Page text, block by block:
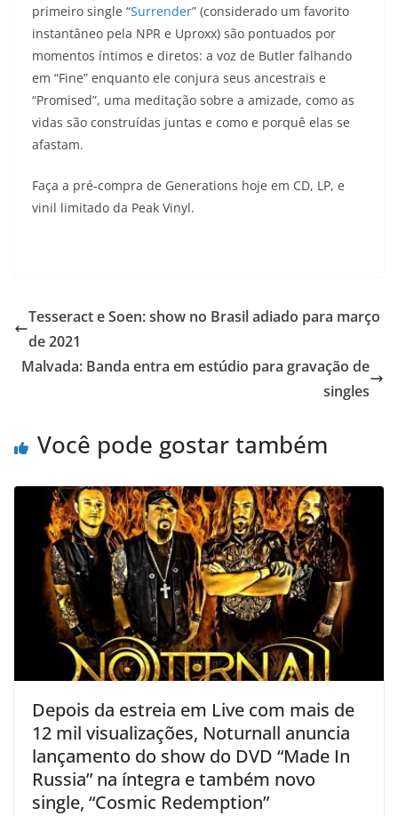
primeiro single “Surrender” (considerado um favorito
instantâneo pela NPR e Uproxx) são pontuados por
momentos íntimos e diretos: a voz de Butler falhando
em “Fine” enquanto ele conjura seus ancestrais e
“Promised”, uma meditação sobre a amizade, como as
vidas são construídas juntas e como e porquê elas se
afastam.
Faça a pré-compra de Generations hoje em CD, LP, e
vinil limitado da Peak Vinyl.
Tesseract e Soen: show no Brasil adiado para março
de 2021
Malvada: Banda entra em estúdio para gravação de
singles
Você pode gostar também
Depois da estreia em Live com mais de
12 mil visualizações, Noturnall anuncia
lançamento do show do DVD “Made In
Russia” na íntegra e também novo
single, “Cosmic Redemption”